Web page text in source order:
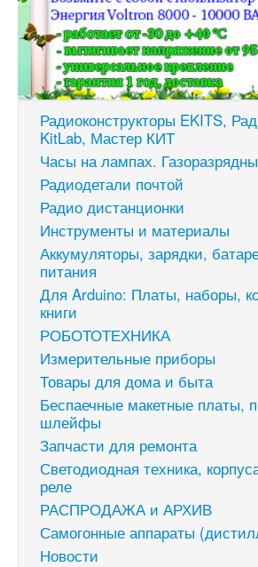
Радиоконструкторы EKITS,
KitLab, Мастер КИТ
Часы на лампах.
Радиодетали почтой
Радио дистанционки
Инструменты и материалы
Аккумуляторы, зарядки,
питания
Для Arduino: Платы, наборы,
книги
РОБОТОТЕХНИКА
Измерительные приборы
Товары для дома и быта
Беспаечные макетные платы,
шлейфы
Запчасти для ремонта
Светодиодная техника,
реле
РАСПРОДАЖА и АРХИВ
Самогонные аппараты
Новости